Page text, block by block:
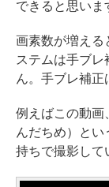
できると思いま
画素数が増える
ステムは手ブ
ん。手ブレ補正
例えばこの動画
んだちめ）と
持ちで撮影して